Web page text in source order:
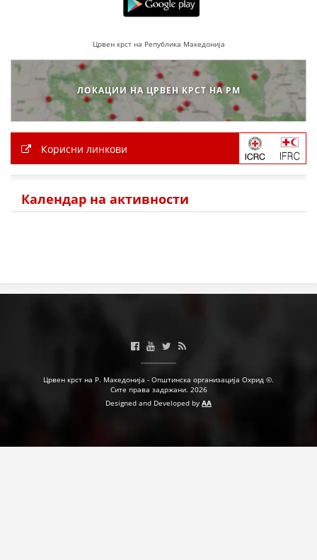
Црвен крст на Република Македонија
ЛОКАЦИИ НА ЦРВЕН КРСТ НА РМ
Корисни линкови
Календар на активности
Црвен крст на Р. Македонија - Општинска организација Охрид ©.
Сите права задржани. 2026
Designed and Developed by AA